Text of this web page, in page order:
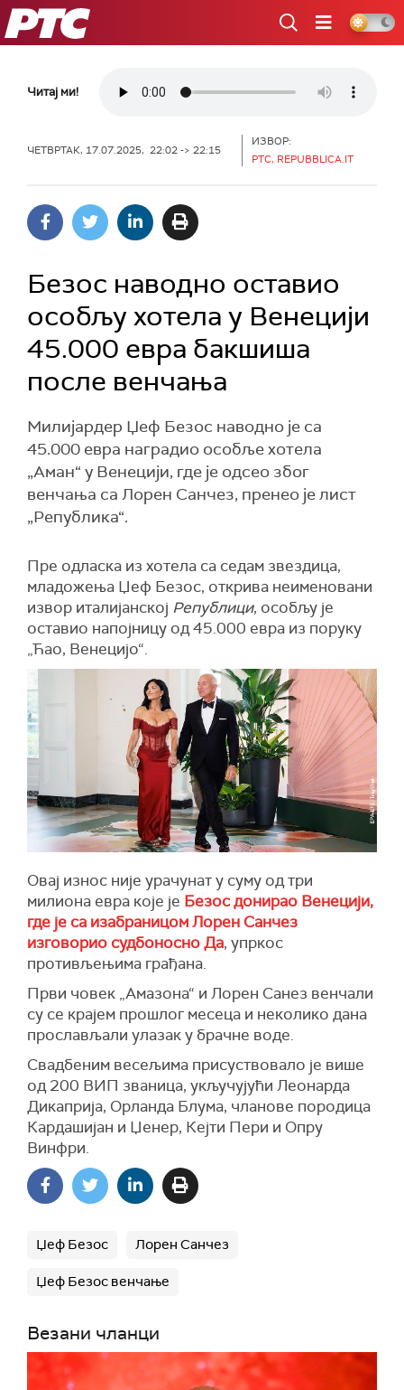
РТС
Читај ми!
ЧЕТВРТАК, 17.07.2025, 22:02 -> 22:15
ИЗВОР:
РТС, REPUBBLICA.IT
Безос наводно оставио
особљу хотела у Венецији
45.000 евра бакшиша
после венчања
Милијардер Џеф Безос наводно је са
45.000 евра наградио особље хотела
„Аман“ у Венецији, где је одсео због
венчања са Лорен Санчез, пренео је лист
„Република“.
Пре одласка из хотела са седам звездица,
младожења Џеф Безос, открива неименовани
извор италијанској Републици, особљу је
оставио напојницу од 45.000 евра из поруку
„Ћао, Венецијо“.
Овај износ није урачунат у суму од три
милиона евра које је Безос донирао Венецији,
где је са изабраницом Лорен Санчез
изговорио судбоносно Да, упркос
противљењима грађана.
Први човек „Амазона“ и Лорен Санез венчали
су се крајем прошлог месеца и неколико дана
прослављали улазак у брачне воде.
Свадбеним весељима присуствовало је више
од 200 ВИП званица, укључујући Леонарда
Дикаприја, Орланда Блума, чланове породица
Кардашијан и Џенер, Кејти Пери и Опру
Винфри.
Џеф Безос Лорен Санчез
Џеф Безос венчање
Везани чланци